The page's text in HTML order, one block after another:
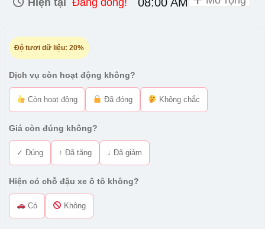
Độ tươi dữ liệu: 20%
Dịch vụ còn hoạt động không?
Còn hoạt động Đã đóng Không chắc
Giá còn đúng không?
✓ Đúng ↑ Đã tăng ↓ Đã giảm
Hiện có chỗ đậu xe ô tô không?
Có Không